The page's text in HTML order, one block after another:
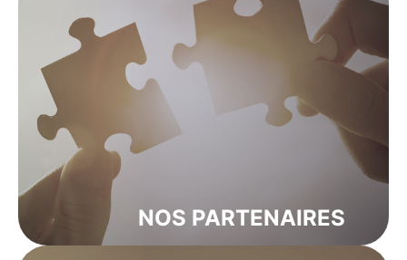
NOS PARTENAIRES